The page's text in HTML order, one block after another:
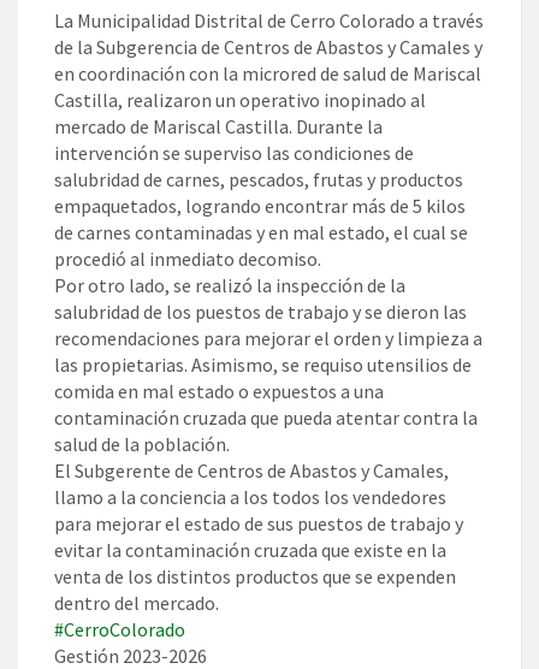
La Municipalidad Distrital de Cerro Colorado a través
de la Subgerencia de Centros de Abastos y Camales y
en coordinación con la microred de salud de Mariscal
Castilla, realizaron un operativo inopinado al
mercado de Mariscal Castilla. Durante la
intervención se superviso las condiciones de
salubridad de carnes, pescados, frutas y productos
empaquetados, logrando encontrar más de 5 kilos
de carnes contaminadas y en mal estado, el cual se
procedió al inmediato decomiso.
Por otro lado, se realizó la inspección de la
salubridad de los puestos de trabajo y se dieron las
recomendaciones para mejorar el orden y limpieza a
las propietarias. Asimismo, se requiso utensilios de
comida en mal estado o expuestos a una
contaminación cruzada que pueda atentar contra la
salud de la población.
El Subgerente de Centros de Abastos y Camales,
llamo a la conciencia a los todos los vendedores
para mejorar el estado de sus puestos de trabajo y
evitar la contaminación cruzada que existe en la
venta de los distintos productos que se expenden
dentro del mercado.
#CerroColorado
Gestión 2023-2026